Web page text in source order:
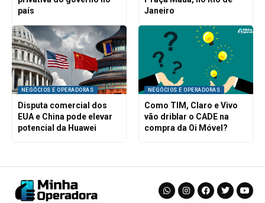
país
Janeiro
NEGÓCIOS E OPERADORAS
Disputa comercial dos
EUA e China pode elevar
potencial da Huawei
NEGÓCIOS E OPERADORAS
Como TIM, Claro e Vivo
vão driblar o CADE na
compra da Oi Móvel?